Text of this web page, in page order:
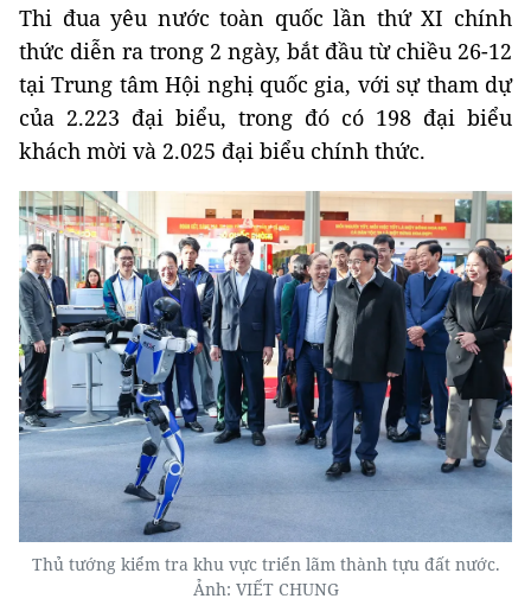
Thi đua yêu nước toàn quốc lần thứ XI chính
thức diễn ra trong 2 ngày, bắt đầu từ chiều 26-12
tại Trung tâm Hội nghị quốc gia, với sự tham dự
của 2.223 đại biểu, trong đó có 198 đại biểu
khách mời và 2.025 đại biểu chính thức.
Thủ tướng kiểm tra khu vực triển lãm thành tựu đất nước.
Ảnh: VIẾT CHUNG